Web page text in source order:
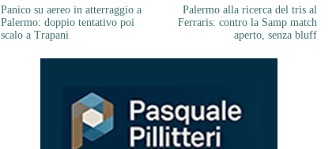
Panico su aereo in atterraggio a
Palermo: doppio tentativo poi
scalo a Trapani
Palermo alla ricerca del tris al
Ferraris: contro la Samp match
aperto, senza bluff